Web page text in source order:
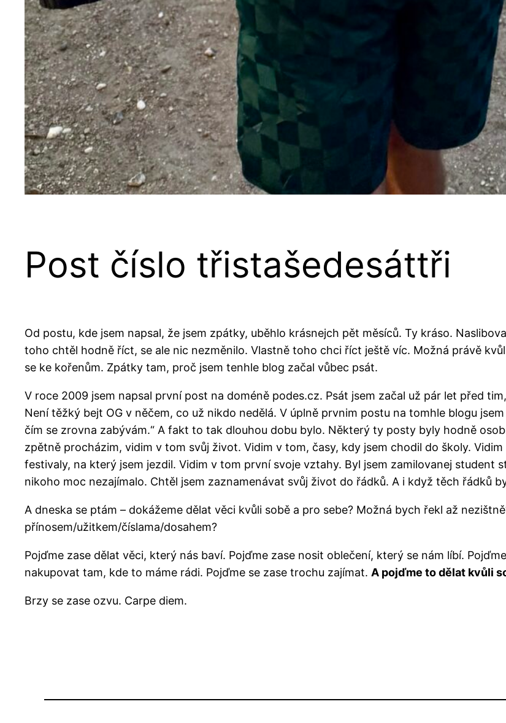
Post číslo třistašedesáttři
Od postu, kde jsem napsal, že jsem zpátky, uběhlo krásnejch pět měsíců. Ty kráso.
toho chtěl hodně říct, se ale nic nezměnilo. Vlastně toho chci říct ještě víc. Možná právě
se ke kořenům. Zpátky tam, proč jsem tenhle blog začal vůbec psát.
V roce 2009 jsem napsal první post na doméně podes.cz. Psát jsem začal už pár let před
Není těžký bejt OG v něčem, co už nikdo nedělá. V úplně prvnim postu na tomhle blogu
čím se zrovna zabývám.“ A fakt to tak dlouhou dobu bylo. Některý ty posty byly hodně
zpětně procházim, vidim v tom svůj život. Vidim v tom, časy, kdy jsem chodil do školy.
festivaly, na který jsem jezdil. Vidim v tom první svoje vztahy. Byl jsem zamilovanej student
nikoho moc nezajímalo. Chtěl jsem zaznamenávat svůj život do řádků. A i když těch řádků
A dneska se ptám – dokážeme dělat věci kvůli sobě a pro sebe? Možná bych řekl až
přínosem/užitkem/číslama/dosahem?
Pojďme zase dělat věci, který nás baví. Pojďme zase nosit oblečení, který se nám líbí.
nakupovat tam, kde to máme rádi. Pojďme se zase trochu zajímat. A pojďme to dělat kvůli
Brzy se zase ozvu. Carpe diem.